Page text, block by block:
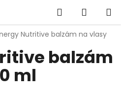
Hledat
KOŠÍK
Nutritive balzám na vlasy
balzám
ml